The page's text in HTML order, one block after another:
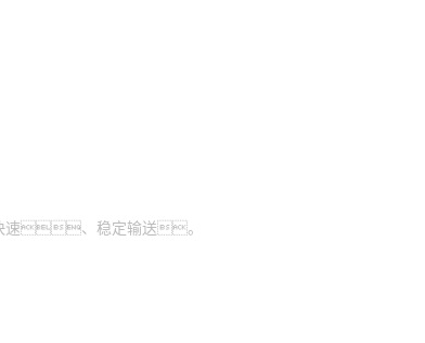
快速、稳定输送。